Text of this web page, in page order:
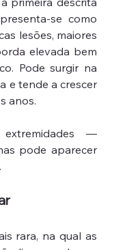
se como
lesões, maiores
elevada bem
Pode surgir na
e tende a crescer
anos.
extremidades —
pode aparecer
rara, na qual as